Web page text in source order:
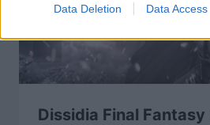
Data Deletion Data Access
Dissidia Final